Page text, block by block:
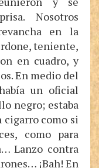
Nosotros
en la
teniente,
en cuadro, y
En medio del
un oficial
negro; estaba
cigarro como si
como para
Lanzo contra
¡Bah! En